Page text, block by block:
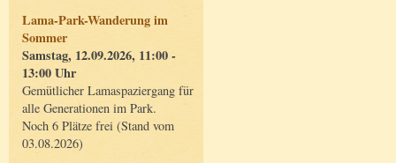
Lama-Park-Wanderung im
Sommer
Samstag, 12.09.2026, 11:00 -
13:00 Uhr
Gemütlicher Lamaspaziergang für
alle Generationen im Park.
Noch 6 Plätze frei (Stand vom
03.08.2026)